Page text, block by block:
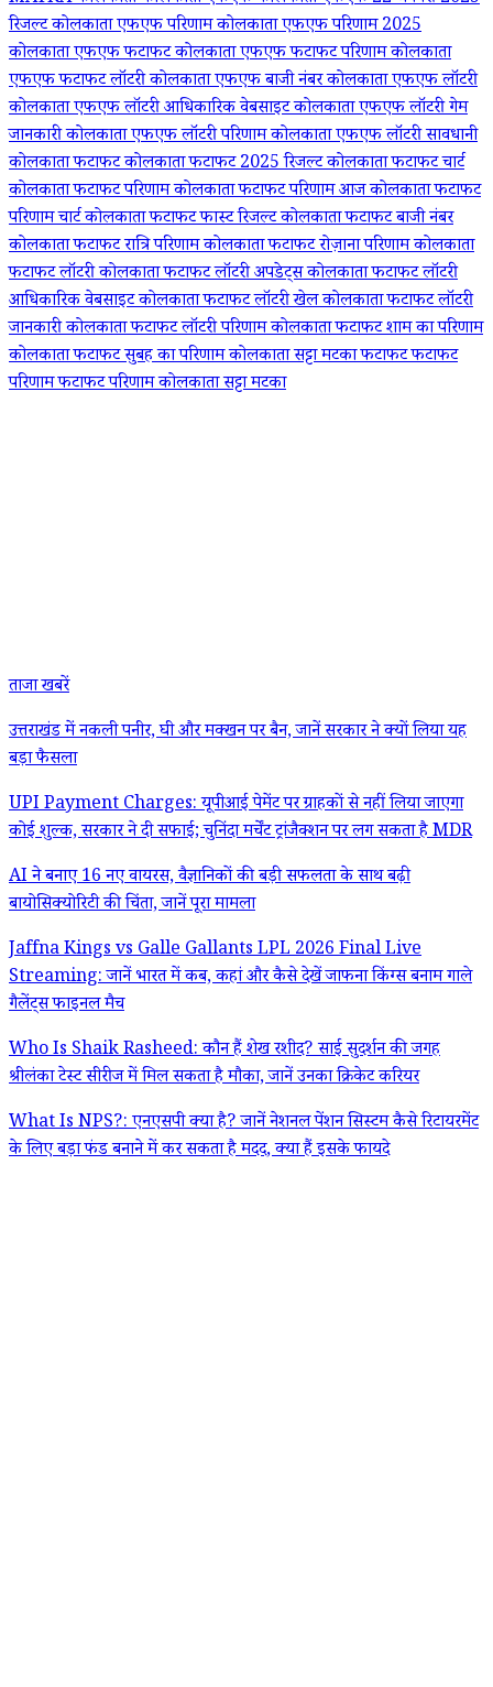
रिजल्टकोलकाता एफएफ परिणामकोलकाता एफएफ परिणाम 2025
कोलकाता एफएफ फटाफटकोलकाता एफएफ फटाफट परिणामकोलकाता
एफएफ फटाफट लॉटरीकोलकाता एफएफ बाजी नंबरकोलकाता एफएफ लॉटरी
कोलकाता एफएफ लॉटरी आधिकारिक वेबसाइटकोलकाता एफएफ लॉटरी गेम
जानकारीकोलकाता एफएफ लॉटरी परिणामकोलकाता एफएफ लॉटरी सावधानी
कोलकाता फटाफटकोलकाता फटाफट 2025 रिजल्टकोलकाता फटाफट चार्ट
कोलकाता फटाफट परिणामकोलकाता फटाफट परिणाम आजकोलकाता फटाफट
परिणाम चार्टकोलकाता फटाफट फास्ट रिजल्टकोलकाता फटाफट बाजी नंबर
कोलकाता फटाफट रात्रि परिणामकोलकाता फटाफट रोज़ाना परिणामकोलकाता
फटाफट लॉटरीकोलकाता फटाफट लॉटरी अपडेट्सकोलकाता फटाफट लॉटरी
आधिकारिक वेबसाइटकोलकाता फटाफट लॉटरी खेलकोलकाता फटाफट लॉटरी
जानकारीकोलकाता फटाफट लॉटरी परिणामकोलकाता फटाफट शाम का परिणाम
कोलकाता फटाफट सुबह का परिणामकोलकाता सट्टा मटकाफटाफटफटाफट
परिणामफटाफट परिणाम कोलकातासट्टा मटका
ताजा खबरें
उत्तराखंड में नकली पनीर, घी और मक्खन पर बैन, जानें सरकार ने क्यों लिया यह
बड़ा फैसला
UPI Payment Charges: यूपीआई पेमेंट पर ग्राहकों से नहीं लिया जाएगा
कोई शुल्क, सरकार ने दी सफाई; चुनिंदा मर्चेंट ट्रांजैक्शन पर लग सकता है MDR
AI ने बनाए 16 नए वायरस, वैज्ञानिकों की बड़ी सफलता के साथ बढ़ी
बायोसिक्योरिटी की चिंता, जानें पूरा मामला
Jaffna Kings vs Galle Gallants LPL 2026 Final Live
Streaming: जानें भारत में कब, कहां और कैसे देखें जाफना किंग्स बनाम गाले
गैलेंट्स फाइनल मैच
Who Is Shaik Rasheed: कौन हैं शेख रशीद? साई सुदर्शन की जगह
श्रीलंका टेस्ट सीरीज में मिल सकता है मौका, जानें उनका क्रिकेट करियर
What Is NPS?: एनएसपी क्या है? जानें नेशनल पेंशन सिस्टम कैसे रिटायरमेंट
के लिए बड़ा फंड बनाने में कर सकता है मदद, क्या हैं इसके फायदे